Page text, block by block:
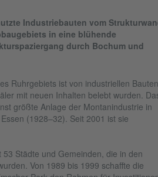
Industriebauten vom
in eine blühende
durch Bochum und
Ruhrgebiets ist von industriellen Bauten
mit neuen Inhalten belebt wurden.
größte Anlage der Montanindustrie in
(1928–32). Seit 2001 ist sie
Städte und Gemeinden, die in den
Von 1989 bis 1999 schaffte die